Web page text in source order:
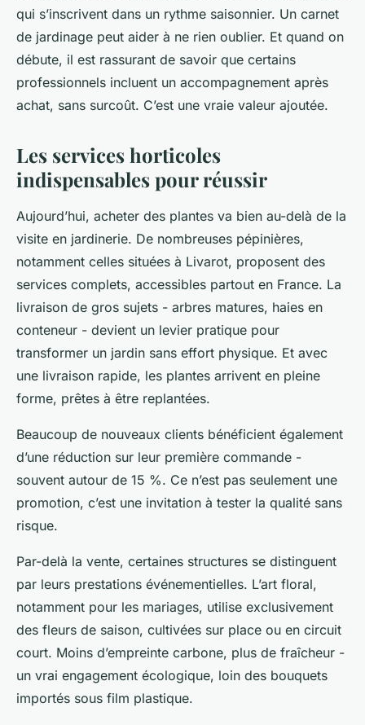
qui s’inscrivent dans un rythme saisonnier. Un carnet
de jardinage peut aider à ne rien oublier. Et quand on
débute, il est rassurant de savoir que certains
professionnels incluent un accompagnement après
achat, sans surcoût. C’est une vraie valeur ajoutée.
Les services horticoles
indispensables pour réussir
Aujourd’hui, acheter des plantes va bien au-delà de la
visite en jardinerie. De nombreuses pépinières,
notamment celles situées à Livarot, proposent des
services complets, accessibles partout en France. La
livraison de gros sujets - arbres matures, haies en
conteneur - devient un levier pratique pour
transformer un jardin sans effort physique. Et avec
une livraison rapide, les plantes arrivent en pleine
forme, prêtes à être replantées.
Beaucoup de nouveaux clients bénéficient également
d’une réduction sur leur première commande -
souvent autour de 15 %. Ce n’est pas seulement une
promotion, c’est une invitation à tester la qualité sans
risque.
Par-delà la vente, certaines structures se distinguent
par leurs prestations événementielles. L’art floral,
notamment pour les mariages, utilise exclusivement
des fleurs de saison, cultivées sur place ou en circuit
court. Moins d’empreinte carbone, plus de fraîcheur -
un vrai engagement écologique, loin des bouquets
importés sous film plastique.